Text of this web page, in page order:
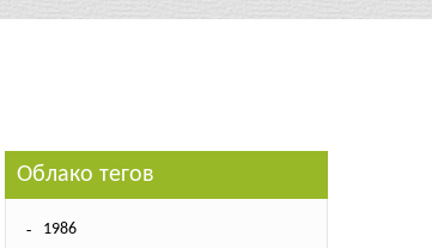
Облако тегов
1986